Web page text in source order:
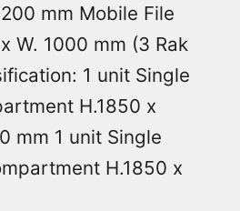
mm Mobile File
W. 1000 mm (3 Rak
1 unit Single
H.1850 x
mm 1 unit Single
H.1850 x